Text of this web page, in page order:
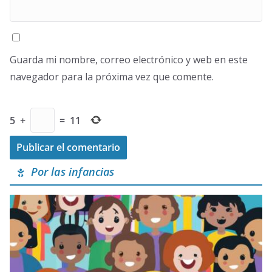
Guarda mi nombre, correo electrónico y web en este
navegador para la próxima vez que comente.
5 + = 11
Por las infancias